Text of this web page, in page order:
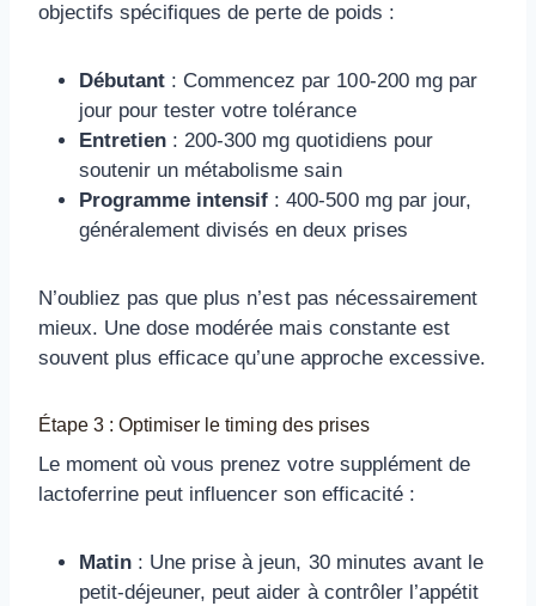
objectifs spécifiques de perte de poids :
Débutant : Commencez par 100-200 mg par
jour pour tester votre tolérance
Entretien : 200-300 mg quotidiens pour
soutenir un métabolisme sain
Programme intensif : 400-500 mg par jour,
généralement divisés en deux prises
N’oubliez pas que plus n’est pas nécessairement
mieux. Une dose modérée mais constante est
souvent plus efficace qu’une approche excessive.
Étape 3 : Optimiser le timing des prises
Le moment où vous prenez votre supplément de
lactoferrine peut influencer son efficacité :
Matin : Une prise à jeun, 30 minutes avant le
petit-déjeuner, peut aider à contrôler l’appétit